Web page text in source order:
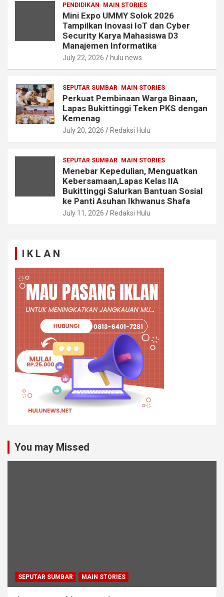
PENDIDIKAN MAIN STORIES
Mini Expo UMMY Solok 2026
Tampilkan Inovasi IoT dan Cyber
Security Karya Mahasiswa D3
Manajemen Informatika
July 22, 2026 hulu news
SEPUTAR SUMBAR MAIN STORIES
Perkuat Pembinaan Warga Binaan,
Lapas Bukittinggi Teken PKS dengan
Kemenag
July 20, 2026 Redaksi Hulu
SEPUTAR SUMBAR MAIN STORIES
Menebar Kepedulian, Menguatkan
Kebersamaan,Lapas Kelas IIA
Bukittinggi Salurkan Bantuan Sosial
ke Panti Asuhan Ikhwanus Shafa
July 11, 2026 Redaksi Hulu
I K L A N
You may Missed
SEPUTAR SUMBAR MAIN STORIES